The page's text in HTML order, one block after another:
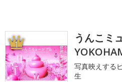
1
うんこミ
写真映えする
生